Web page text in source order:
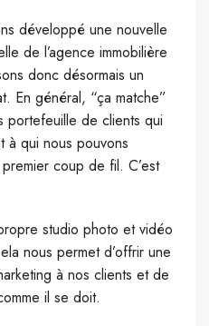
développé une nouvelle
de l’agence immobilière
donc désormais un
En général, “ça matche”
portefeuille de clients qui
à qui nous pouvons
coup de fil. C’est
studio photo et vidéo
nous permet d’offrir une
à nos clients et de
il se doit.